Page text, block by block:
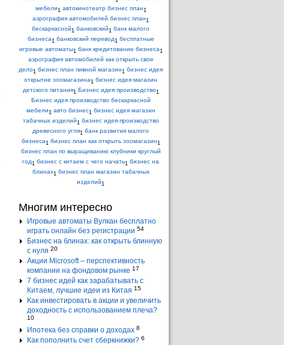
мебели1 автокинотеатр бизнес план1
аэрография автомобилей бизнес план1
бескаркасной1 банковский1 банк малого
бизнеса1 банковский перевод1 бесплатные
игровые автоматы1 банк кредитование бизнеса1
аэрография автомобилей как открыть свое
дело1 бизнес план пивной магазин1 бизнес идея
открытие зоомагазина1 бизнес идея магазин
детского питания1 Бизнес идея производство1
Бизнес идея производство бескаркасной
мебели1 авто бизнес1 бизнес идея магазин
табачных изделий1 бизнес идея производство
древесного угля1 банк развития малого
бизнеса1 бизнес план как открыть зоомагазин1
бизнес план по выращиванию клубники круглый
год1 бизнес с китаем с чего начать1 бизнес на
блинах1 бизнес план магазин табачных
изделий1
Многим интересно
Игровые автоматы Вулкан бесплатно
играть онлайн без регистрации 54
Бизнес на блинах: как открыть блинную
с нуля 20
Акции Microsoft – перспективность
компании на фондовом рынке 17
7 бизнес идей как зарабатывать с
Китаем, лучшие идеи из Китая 15
Как инвестировать в акции и увеличить
доходность с использованием плеча?
10
Ипотека без справки о доходах 8
Как пополнить счет сберкнижки? 6